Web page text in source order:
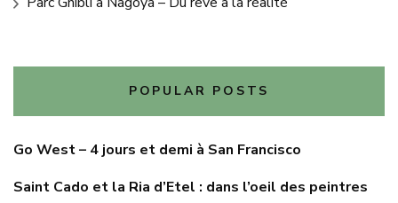
POPULAR POSTS
Go West – 4 jours et demi à San Francisco
Saint Cado et la Ria d’Etel : dans l’oeil des peintres